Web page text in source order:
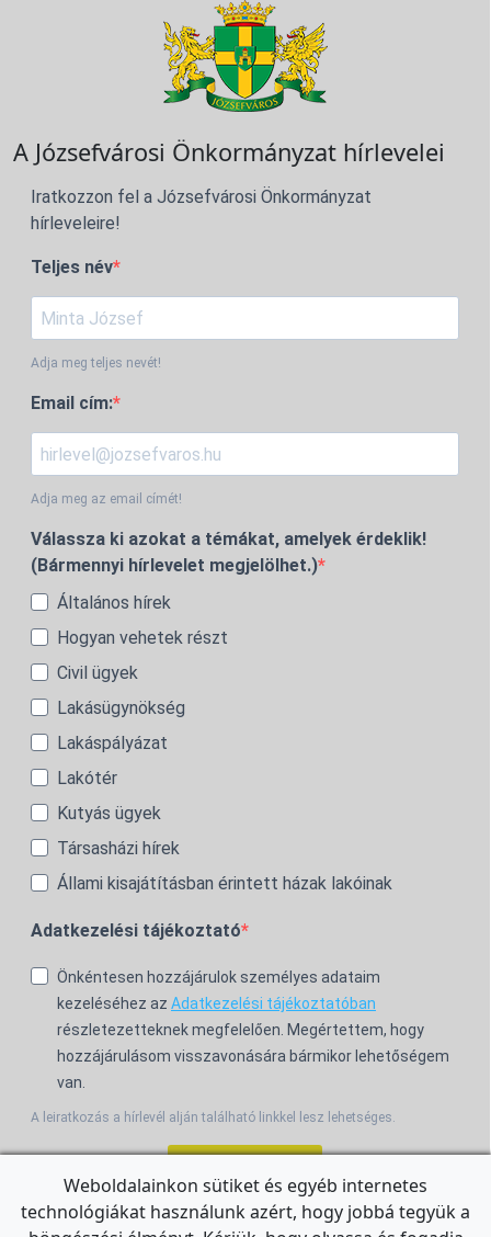
A Józsefvárosi Önkormányzat hírlevelei
Iratkozzon fel a Józsefvárosi Önkormányzat
hírleveleire!
Teljes név
Adja meg teljes nevét!
Email cím:
Adja meg az email címét!
Válassza ki azokat a témákat, amelyek érdeklik!
(Bármennyi hírlevelet megjelölhet.)
Általános hírek
Hogyan vehetek részt
Civil ügyek
Lakásügynökség
Lakáspályázat
Lakótér
Kutyás ügyek
Társasházi hírek
Állami kisajátításban érintett házak lakóinak
Adatkezelési tájékoztató
Önkéntesen hozzájárulok személyes adataim
kezeléséhez az Adatkezelési tájékoztatóban
részletezetteknek megfelelően. Megértettem, hogy
hozzájárulásom visszavonására bármikor lehetőségem
van.
A leiratkozás a hírlevél alján található linkkel lesz lehetséges.
For the English Newsletter, clickHERE.
Weboldalainkon sütiket és egyéb internetes
technológiákat használunk azért, hogy jobbá tegyük a